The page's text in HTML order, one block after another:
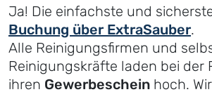
Ja! Die einfachste und
Buchung über ExtraSauber.
Alle Reinigungsfirmen und
Reinigungskräfte laden bei der
ihren Gewerbeschein hoch.